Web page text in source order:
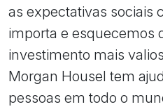
as expectativas sociais
importa e esquecemos
investimento mais
Morgan Housel tem
pessoas em todo o